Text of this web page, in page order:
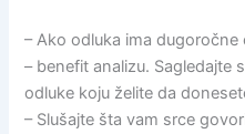
– Ako odluka ima
– benefit analizu. Sagledajte
odluke koju želite da
– Slušajte šta vam srce